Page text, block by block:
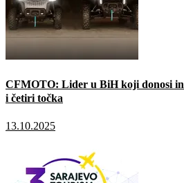
CFMOTO: Lider u BiH koji donosi
i četiri točka
13.10.2025